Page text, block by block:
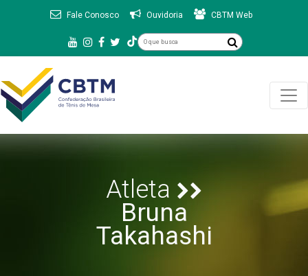
Fale Conosco Ouvidoria CBTM Web
Atleta
Bruna
Takahashi